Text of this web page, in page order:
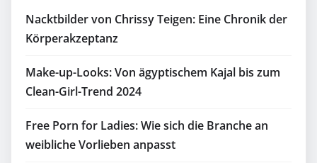
Nacktbilder von Chrissy Teigen: Eine Chronik der
Körperakzeptanz
Make-up-Looks: Von ägyptischem Kajal bis zum
Clean-Girl-Trend 2024
Free Porn for Ladies: Wie sich die Branche an
weibliche Vorlieben anpasst